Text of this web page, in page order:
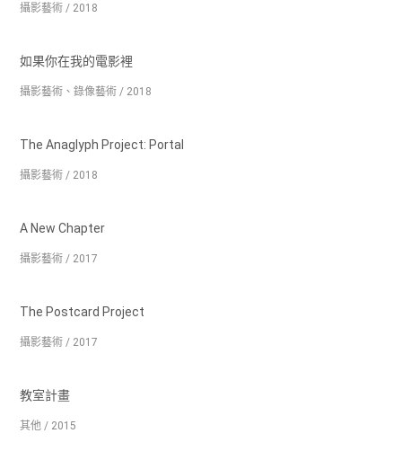
攝影藝術 / 2018
如果你在我的電影裡
攝影藝術、錄像藝術 / 2018
The Anaglyph Project: Portal
攝影藝術 / 2018
A New Chapter
攝影藝術 / 2017
The Postcard Project
攝影藝術 / 2017
教室計畫
其他 / 2015